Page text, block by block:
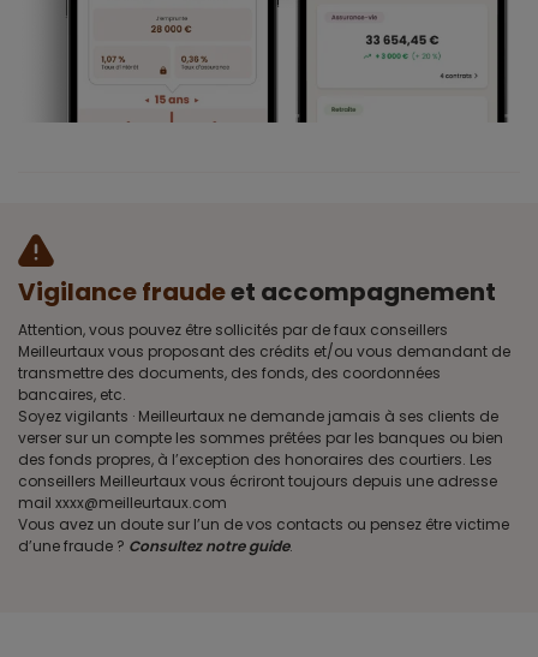
Vigilance fraudeet accompagnement
Attention, vous pouvez être sollicités par de faux conseillers
Meilleurtaux vous proposant des crédits et/ou vous demandant de
transmettre des documents, des fonds, des coordonnées
bancaires, etc.
Soyez vigilants · Meilleurtaux ne demande jamais à ses clients de
verser sur un compte les sommes prêtées par les banques ou bien
des fonds propres, à l’exception des honoraires des courtiers. Les
conseillers Meilleurtaux vous écriront toujours depuis une adresse
mail xxxx@meilleurtaux.com
Vous avez un doute sur l’un de vos contacts ou pensez être victime
d’une fraude ? Consultez notre guide.